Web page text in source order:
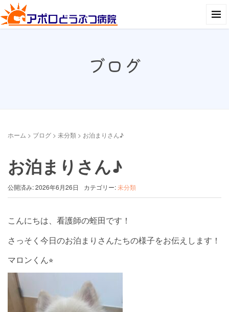
ブログ
ホーム > ブログ > 未分類 > お泊まりさん♪
お泊まりさん♪
公開済み: 2026年6月26日 カテゴリー:未分類
こんにちは、看護師の蛭田です！
さっそく今日のお泊まりさんたちの様子をお伝えします！
マロンくん⭐︎